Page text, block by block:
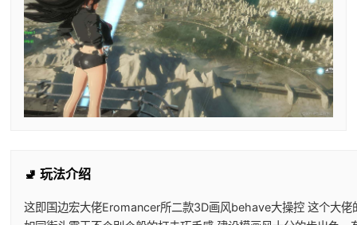
🚽 玩法介绍
这即国边宏大佬Eromancer所二款3D画风behave大操控 这个大